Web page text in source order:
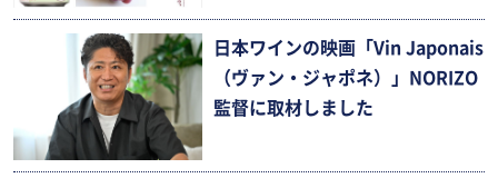
日本ワインの映画「Vin Japonais
（ヴァン・ジャポネ）」NORIZO
監督に取材しました